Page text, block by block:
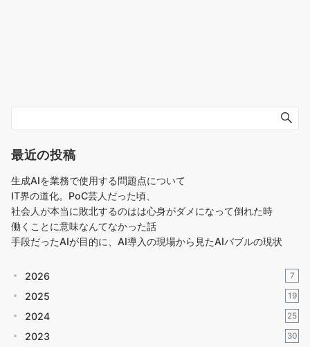
最近の投稿
生成AIを業務で使用する問題点について
IT界の道化。PoC芸人だった頃、
社会人が本当に敗北するのはは心身がダメになって倒れた時
働くことに意味なんてなかった話
手段だったAIが目的に、AI導入の現場から見たAIバブルの現状
2026 7
2025 19
2024 25
2023 30